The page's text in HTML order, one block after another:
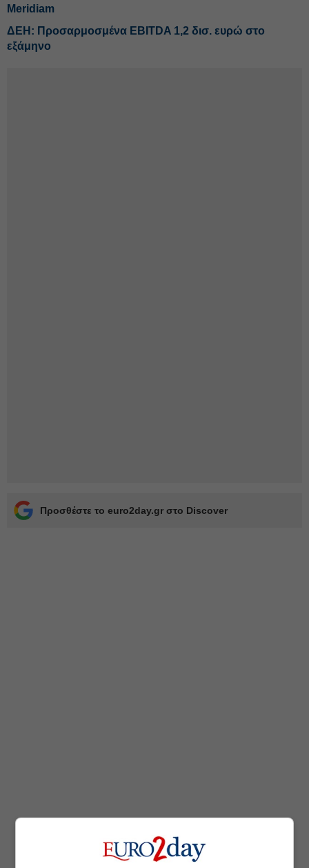
Meridiam
ΔΕΗ: Προσαρμοσμένα EBITDA 1,2 δισ. ευρώ στο
εξάμηνο
Προσθέστε το euro2day.gr στο Discover